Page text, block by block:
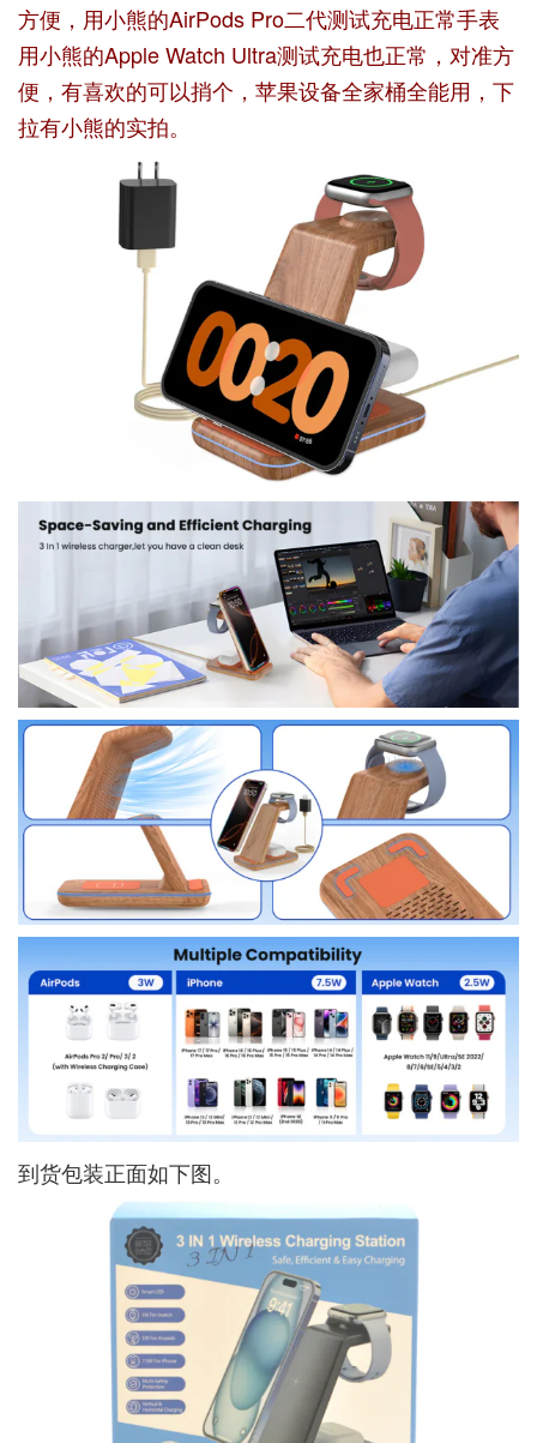
方便，用小熊的AirPods Pro二代测试充电正常手表
用小熊的Apple Watch Ultra测试充电也正常，对准方
便，有喜欢的可以捎个，苹果设备全家桶全能用，下
拉有小熊的实拍。
到货包装正面如下图。